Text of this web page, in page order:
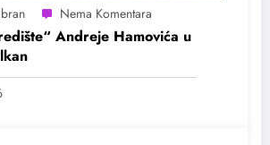
Andreje Hamovića u